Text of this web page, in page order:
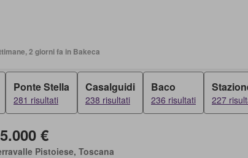
2 giorni fa in Bakeca
Ponte Stella
281 risultati
Casalguidi
238 risultati
Baco
236 risultati 227
€
Pistoiese, Toscana